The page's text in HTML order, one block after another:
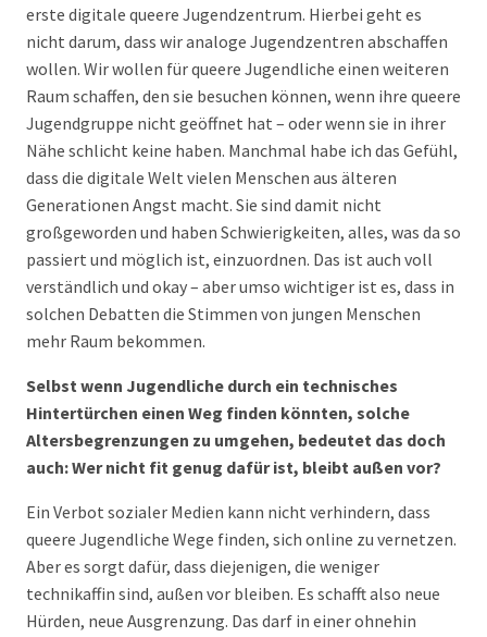
erste digitale queere Jugendzentrum. Hierbei geht es
nicht darum, dass wir analoge Jugendzentren abschaffen
wollen. Wir wollen für queere Jugendliche einen weiteren
Raum schaffen, den sie besuchen können, wenn ihre queere
Jugendgruppe nicht geöffnet hat – oder wenn sie in ihrer
Nähe schlicht keine haben. Manchmal habe ich das Gefühl,
dass die digitale Welt vielen Menschen aus älteren
Generationen Angst macht. Sie sind damit nicht
großgeworden und haben Schwierigkeiten, alles, was da so
passiert und möglich ist, einzuordnen. Das ist auch voll
verständlich und okay – aber umso wichtiger ist es, dass in
solchen Debatten die Stimmen von jungen Menschen
mehr Raum bekommen.
Selbst wenn Jugendliche durch ein technisches
Hintertürchen einen Weg finden könnten, solche
Altersbegrenzungen zu umgehen, bedeutet das doch
auch: Wer nicht fit genug dafür ist, bleibt außen vor?
Ein Verbot sozialer Medien kann nicht verhindern, dass
queere Jugendliche Wege finden, sich online zu vernetzen.
Aber es sorgt dafür, dass diejenigen, die weniger
technikaffin sind, außen vor bleiben. Es schafft also neue
Hürden, neue Ausgrenzung. Das darf in einer ohnehin